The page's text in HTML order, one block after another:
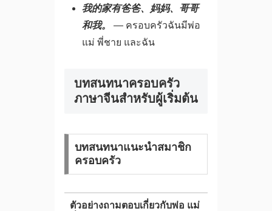
我的家有爸爸、妈妈、哥哥
和我。
— ครอบครัวฉันมีพ่อ
แม่ พี่ชาย และฉัน
บทสนทนาครอบครัว
ภาษาจีนสำหรับผู้เริ่มต้น
บทสนทนาแนะนำสมาชิก
ครอบครัว
ตัวอย่างถามตอบเกี่ยวกับพ่อ แม่